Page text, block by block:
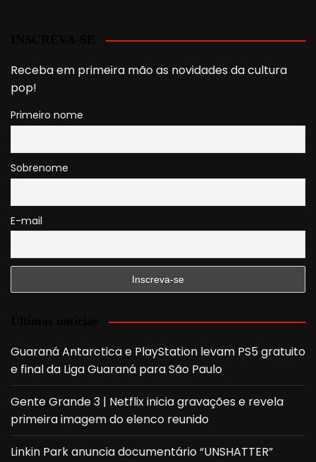
Receba em primeira mão as novidades da cultura
pop!
Primeiro nome
Sobrenome
E-mail
Guaraná Antarctica e PlayStation levam PS5 gratuito
e final da Liga Guaraná para São Paulo
Gente Grande 3 | Netflix inicia gravações e revela
primeira imagem do elenco reunido
Linkin Park anuncia documentário “UNSHATTER”